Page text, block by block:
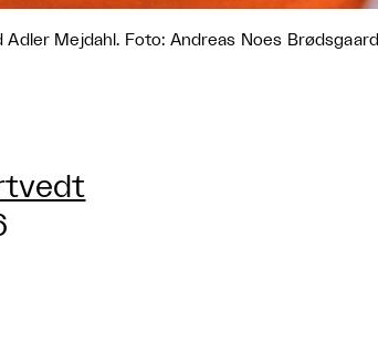
Mejdahl. Foto: Andreas Noes Brødsgaard